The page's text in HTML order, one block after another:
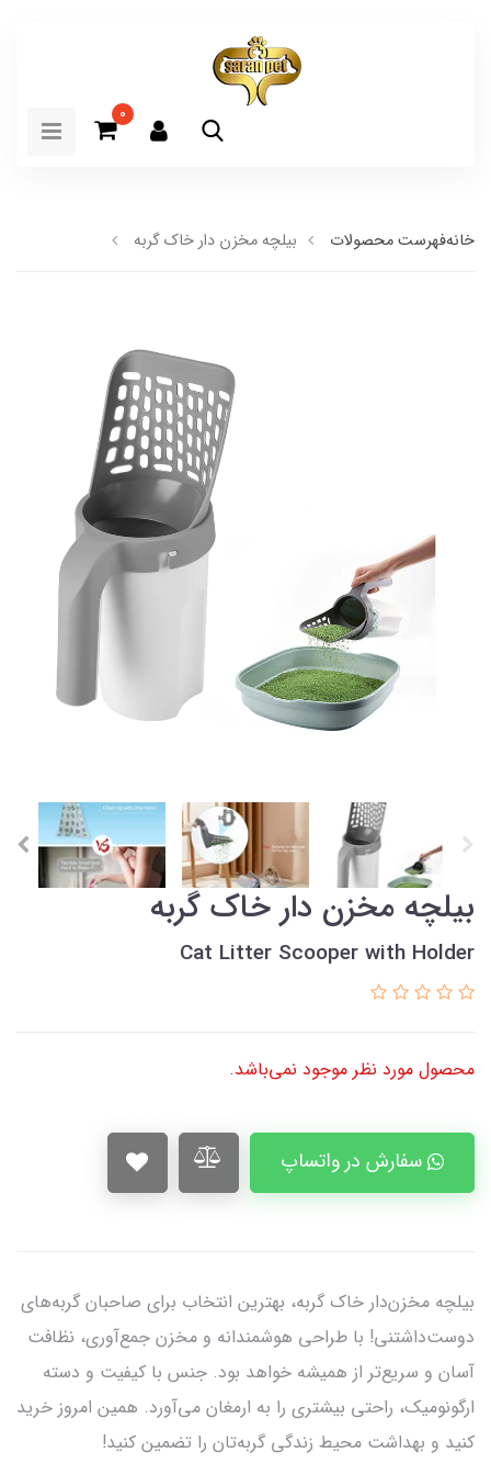
0
خانهفهرست محصولات بیلچه مخزن دار خاک گربه
بیلچه مخزن دار خاک گربه
Cat Litter Scooper with Holder
محصول مورد نظر موجود نمی‌باشد.
سفارش در واتساپ
بیلچه مخزن‌دار خاک گربه، بهترین انتخاب برای صاحبان گربه‌های
دوست‌داشتنی! با طراحی هوشمندانه و مخزن جمع‌آوری، نظافت
آسان و سریع‌تر از همیشه خواهد بود. جنس با کیفیت و دسته
ارگونومیک، راحتی بیشتری را به ارمغان می‌آورد. همین امروز خرید
کنید و بهداشت محیط زندگی گربه‌تان را تضمین کنید!